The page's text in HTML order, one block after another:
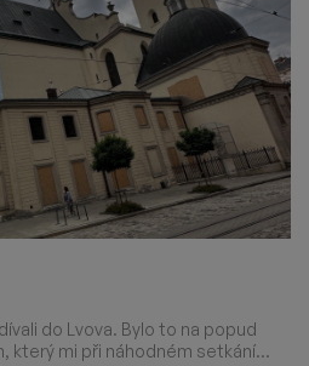
do Lvova. Bylo to na popud
který mi při náhodném setkání...